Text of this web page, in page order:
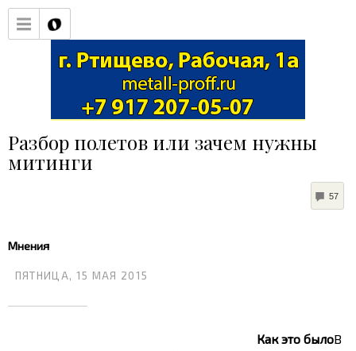
Разбор полетов или зачем нужны
митинги
57
Мнения
ПЯТНИЦА, 15 МАЯ 2015
Как это былоВ